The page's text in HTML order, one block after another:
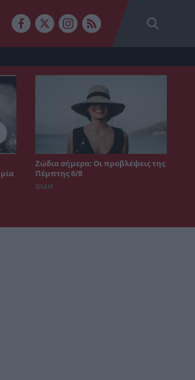
Ζώδια σήμερα: Οι προβλέψεις της
Πέμπτης 6/8
ΖΩΔΙΑ